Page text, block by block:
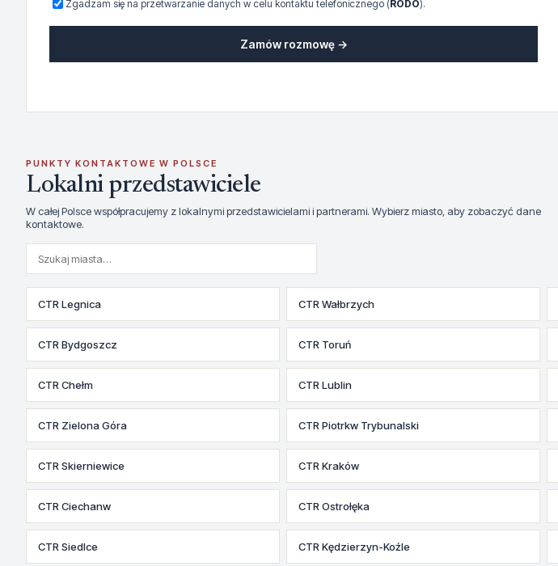
Zgadzam się na przetwarzanie danych w celu kontaktu telefonicznego (RODO).
Zamów rozmowę →
PUNKTY KONTAKTOWE W POLSCE
Lokalni przedstawiciele
W całej Polsce współpracujemy z lokalnymi przedstawicielami i partnerami. Wybierz miasto, aby zobaczyć dane
kontaktowe.
CTR Legnica CTR Wałbrzych
CTR Bydgoszcz CTR Toruń
CTR Chełm CTR Lublin
CTR Zielona Góra CTR Piotrkw Trybunalski
CTR Skierniewice CTR Kraków
CTR Ciechanw CTR Ostrołęka
CTR Siedlce CTR Kędzierzyn-Koźle